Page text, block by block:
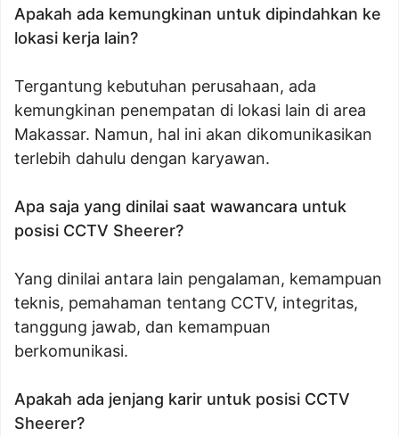
Apakah ada kemungkinan untuk dipindahkan ke
lokasi kerja lain?
Tergantung kebutuhan perusahaan, ada
kemungkinan penempatan di lokasi lain di area
Makassar. Namun, hal ini akan dikomunikasikan
terlebih dahulu dengan karyawan.
Apa saja yang dinilai saat wawancara untuk
posisi CCTV Sheerer?
Yang dinilai antara lain pengalaman, kemampuan
teknis, pemahaman tentang CCTV, integritas,
tanggung jawab, dan kemampuan
berkomunikasi.
Apakah ada jenjang karir untuk posisi CCTV
Sheerer?